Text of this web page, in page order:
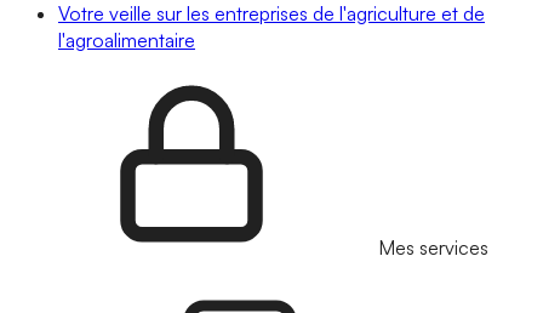
Votre veille sur les entreprises de l'agriculture et de
l'agroalimentaire
Mes services